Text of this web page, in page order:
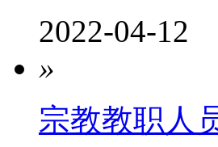
2022-04-12
»
宗教教职人